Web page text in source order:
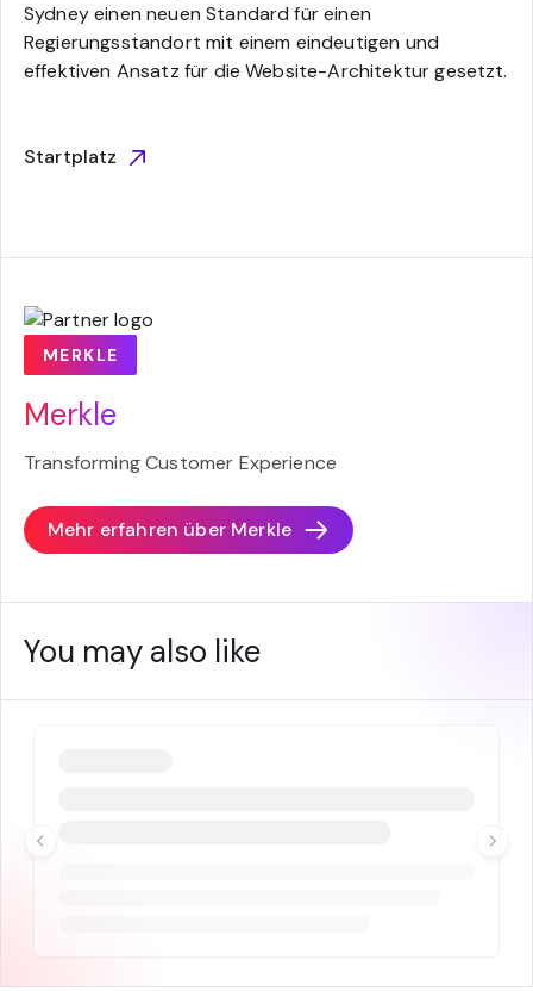
Sydney einen neuen Standard für einen
Regierungsstandort mit einem eindeutigen und
effektiven Ansatz für die Website-Architektur gesetzt.
Startplatz
MERKLE
Merkle
Transforming Customer Experience
Mehr erfahren über Merkle
You may also like